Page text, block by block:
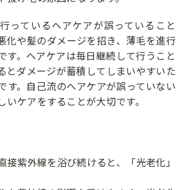
っているヘアケアが誤っていること
化や髪のダメージを招き、薄毛を進行
す。ヘアケアは毎日継続して行うこと
とダメージが蓄積してしまいやすいた
す。自己流のヘアケアが誤っていない
いケアをすることが大切です。
接紫外線を浴び続けると、「光老化」